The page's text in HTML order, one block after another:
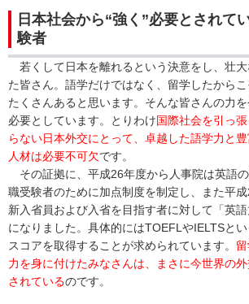
日本社会から“強く”必要とされて
験者
若くして日本を離れるという決意をし、壮大
た皆さん。語学だけではなく、留学したから
たくさんあると思います。そんな皆さんの力
必要としています。とりわけ国際社会を引っ
らない日本外交にとって、卓越した語学力と
人材は必要不可欠です。
その証拠に、平成26年度から人事院は英語
職受験者のために加点制度を制定し、また平
新入省員および入省を目指す者に対して「英
になりました。具体的にはTOEFLやIELTSと
スコアを取得することが求められています。
力を身に付けたみなさんは、まさに今世界の
されているのです。